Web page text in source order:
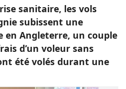
sanitaire, les vols
subissent une
en Angleterre, un couple
d’un voleur sans
été volés durant une